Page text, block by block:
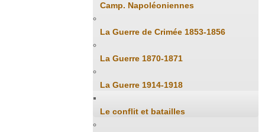
Camp. Napoléoniennes
La Guerre de Crimée 1853-1856
La Guerre 1870-1871
La Guerre 1914-1918
Le conflit et batailles